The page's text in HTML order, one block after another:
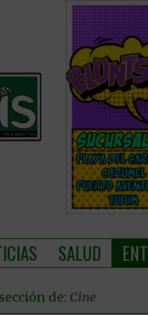
SALUD
de: Cine